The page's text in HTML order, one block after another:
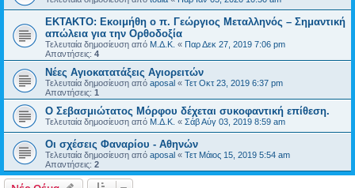
ΕΚΤΑΚΤΟ: Εκοιμήθη ο π. Γεώργιος Μεταλληνός – Σημαντική
απώλεια για την Ορθοδοξία
Τελευταία δημοσίευση από Μ.Δ.Κ. « Παρ Δεκ 27, 2019 7:06 pm
Απαντήσεις: 4
Νέες Αγιοκατατάξεις Αγιορειτών
Τελευταία δημοσίευση από aposal « Τετ Οκτ 23, 2019 6:37 pm
Απαντήσεις: 1
O Σεβασμιώτατος Μόρφου δέχεται συκοφαντική επίθεση.
Τελευταία δημοσίευση από Μ.Δ.Κ. « Σάβ Αύγ 03, 2019 8:59 am
Οι σχέσεις Φαναρίου - Αθηνών
Τελευταία δημοσίευση από aposal « Τετ Μάιος 15, 2019 5:54 am
Απαντήσεις: 2